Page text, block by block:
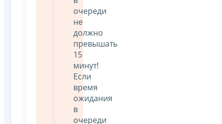
очереди
не
должно
превышать
15
минут!
Если
время
ожидания
в
очереди